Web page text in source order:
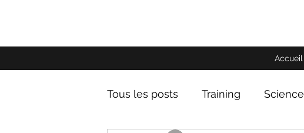
Accueil
Tous les posts Training Science